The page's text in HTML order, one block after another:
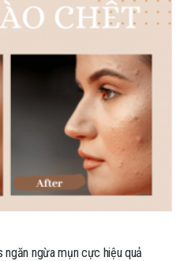
ngăn ngừa mụn cực hiệu quả